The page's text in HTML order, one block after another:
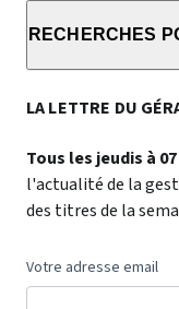
RECHERCHES
LA LETTRE DU
Tous les jeudis à 07
l'actualité de la
des titres de la
Votre adresse email